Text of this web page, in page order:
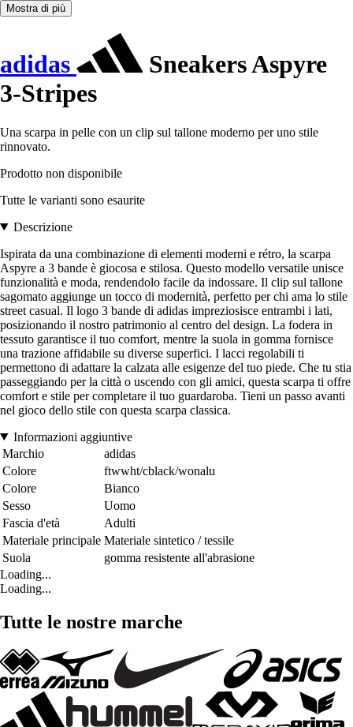
Mostra di più
adidas
Sneakers Aspyre
3-Stripes
Una scarpa in pelle con un clip sul tallone moderno per uno stile
rinnovato.
Prodotto non disponibile
Tutte le varianti sono esaurite
Descrizione
Ispirata da una combinazione di elementi moderni e rétro, la scarpa
Aspyre a 3 bande è giocosa e stilosa. Questo modello versatile unisce
funzionalità e moda, rendendolo facile da indossare. Il clip sul tallone
sagomato aggiunge un tocco di modernità, perfetto per chi ama lo stile
street casual. Il logo 3 bande di adidas impreziosisce entrambi i lati,
posizionando il nostro patrimonio al centro del design. La fodera in
tessuto garantisce il tuo comfort, mentre la suola in gomma fornisce
una trazione affidabile su diverse superfici. I lacci regolabili ti
permettono di adattare la calzata alle esigenze del tuo piede. Che tu stia
passeggiando per la città o uscendo con gli amici, questa scarpa ti offre
comfort e stile per completare il tuo guardaroba. Tieni un passo avanti
nel gioco dello stile con questa scarpa classica.
Informazioni aggiuntive
Marchio
adidas
Colore
ftwwht/cblack/wonalu
Colore
Bianco
Sesso
Uomo
Fascia d'età
Adulti
Materiale principale Materiale sintetico / tessile
Suola
gomma resistente all'abrasione
Loading...
Loading...
Tutte le nostre marche